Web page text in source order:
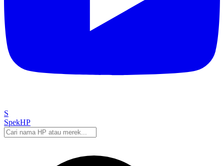
S
SpekHP